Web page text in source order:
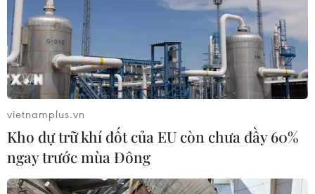
vietnamplus.vn
Kho dự trữ khí đốt của EU còn chưa đầy 60%
ngay trước mùa Đông